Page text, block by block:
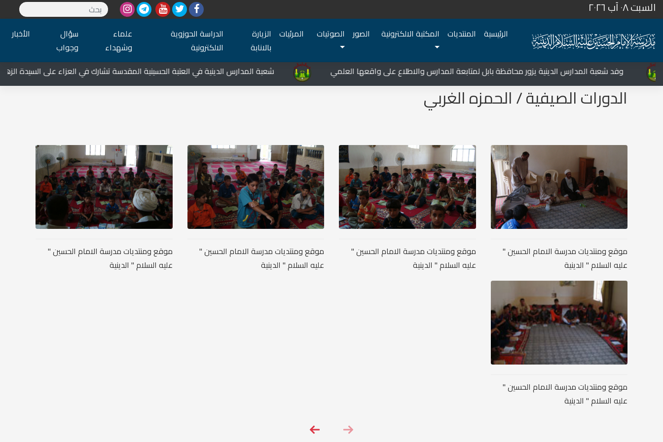
السبت ٠٨ آب ٢٠٢٦
الرئيسية المنتديات المكتبة الالكترونية الصور الصوتيات المرئيات الزيارة
بالانابة
الدراسة الحوزوية
الالكترونية
علماء
وشهداء
سؤال
وجواب
الأخبار
وفد شعبة المدارس الدينية يزور محافظة بابل لمتابعة المدارس والاطلاع على واقعها العلمي شعبة المدارس الدينية في العتبة الحسينية المقدسة تشارك في العزاء على السيدة الزهراء
الدورات الصيفية / الحمزه الغربي
موقع ومنتديات مدرسة الامام الحسين "
عليه السلام " الدينية
موقع ومنتديات مدرسة الامام الحسين "
عليه السلام " الدينية
موقع ومنتديات مدرسة الامام الحسين "
عليه السلام " الدينية
موقع ومنتديات مدرسة الامام الحسين "
عليه السلام " الدينية
موقع ومنتديات مدرسة الامام الحسين "
عليه السلام " الدينية